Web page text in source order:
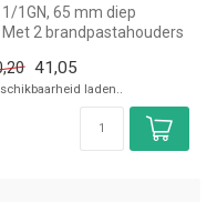
1GN, 65 mm diep
2 brandpastahouders
41,05
laden..